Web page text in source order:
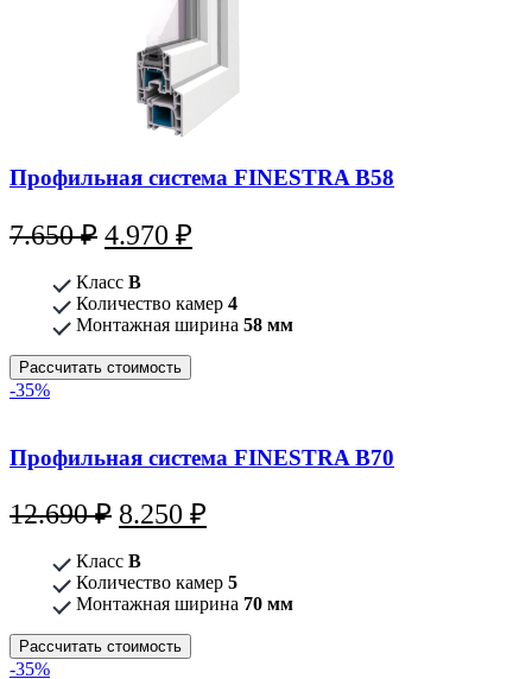
Профильная система FINESTRA B58
7.650₽ Первоначальная
цена
составляла
7.650 ₽.
4.970 ₽
цена:
4.970 ₽.
Класс В
Количество камер 4
Монтажная ширина 58 мм
Рассчитать стоимость
-35%
Профильная система FINESTRA B70
12.690₽ Первоначальная
составляла
12.690 ₽.
8.250 ₽
8.250 ₽.
Класс В
Количество камер 5
Монтажная ширина 70 мм
Рассчитать стоимость
-35%